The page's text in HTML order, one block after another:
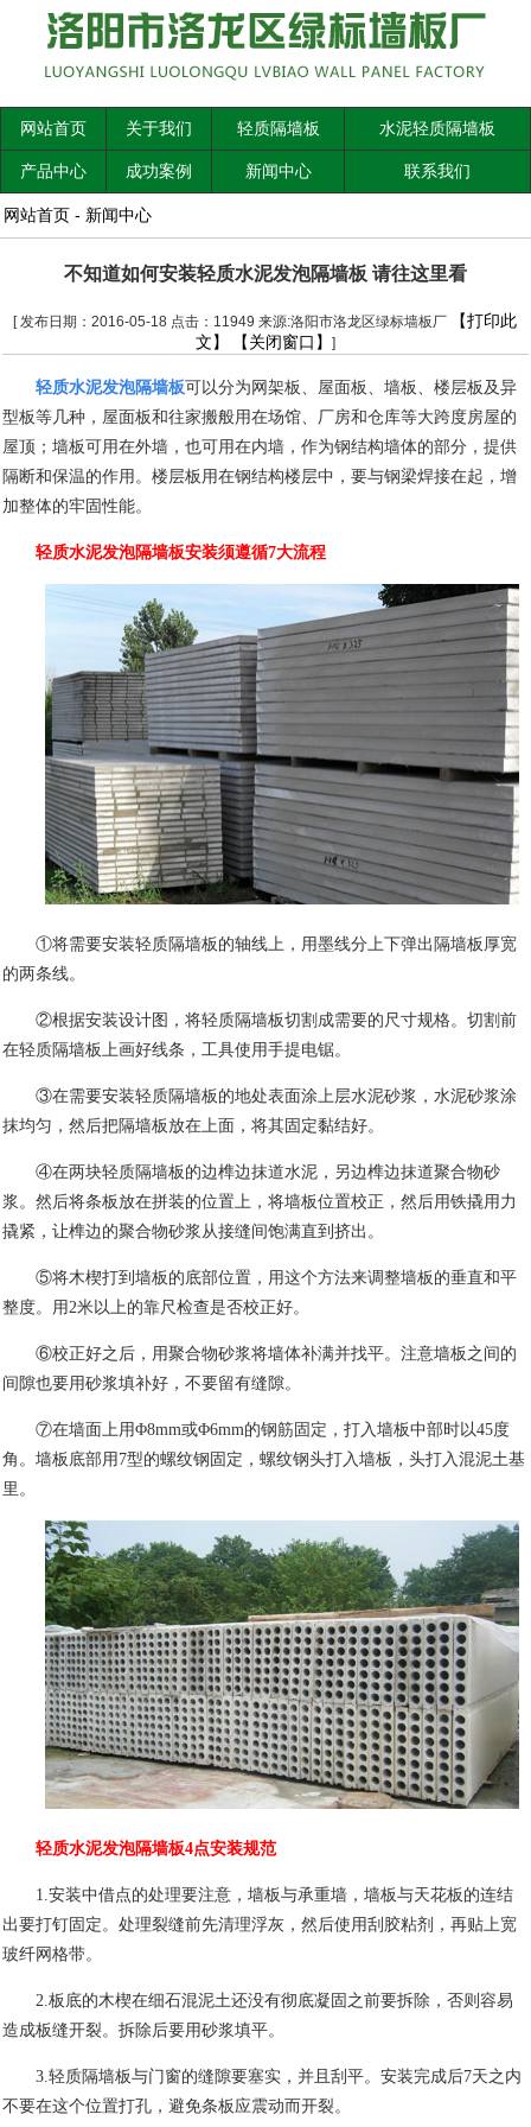
网站首页 关于我们 轻质隔墙板 水泥轻质隔墙板
产品中心 成功案例 新闻中心 联系我们
网站首页 - 新闻中心
不知道如何安装轻质水泥发泡隔墙板 请往这里看
[ 发布日期：2016-05-18 点击：11949 来源:洛阳市洛龙区绿标墙板厂
【打印此
文】
【关闭窗口】 ]
轻质水泥发泡隔墙板可以分为网架板、屋面板、墙板、楼层板及异
型板等几种，屋面板和往家搬般用在场馆、厂房和仓库等大跨度房屋的
屋顶；墙板可用在外墙，也可用在内墙，作为钢结构墙体的部分，提供
隔断和保温的作用。楼层板用在钢结构楼层中，要与钢梁焊接在起，增
加整体的牢固性能。
轻质水泥发泡隔墙板安装须遵循7大流程
①将需要安装轻质隔墙板的轴线上，用墨线分上下弹出隔墙板厚宽
的两条线。
②根据安装设计图，将轻质隔墙板切割成需要的尺寸规格。切割前
在轻质隔墙板上画好线条，工具使用手提电锯。
③在需要安装轻质隔墙板的地处表面涂上层水泥砂浆，水泥砂浆涂
抹均匀，然后把隔墙板放在上面，将其固定黏结好。
④在两块轻质隔墙板的边榫边抹道水泥，另边榫边抹道聚合物砂
浆。然后将条板放在拼装的位置上，将墙板位置校正，然后用铁撬用力
撬紧，让榫边的聚合物砂浆从接缝间饱满直到挤出。
⑤将木楔打到墙板的底部位置，用这个方法来调整墙板的垂直和平
整度。用2米以上的靠尺检查是否校正好。
⑥校正好之后，用聚合物砂浆将墙体补满并找平。注意墙板之间的
间隙也要用砂浆填补好，不要留有缝隙。
⑦在墙面上用Φ8mm或Φ6mm的钢筋固定，打入墙板中部时以45度
角。墙板底部用 7型的螺纹钢固定，螺纹钢头打入墙板，头打入混泥土基
里。
轻质水泥发泡隔墙板4点安装规范
1.安装中借点的处理要注意，墙板与承重墙，墙板与天花板的连结
出要打钉固定。处理裂缝前先清理浮灰，然后使用刮胶粘剂，再贴上宽
玻纤网格带。
2.板底的木楔在细石混泥土还没有彻底凝固之前要拆除，否则容易
造成板缝开裂。拆除后要用砂浆填平。
3.轻质隔墙板与门窗的缝隙要塞实，并且刮平。安装完成后7天之内
不要在这个位置打孔，避免条板应震动而开裂。